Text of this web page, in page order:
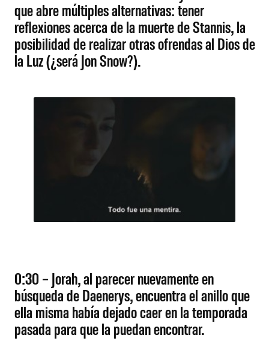
que abre múltiples alternativas: tener
reflexiones acerca de la muerte de Stannis, la
posibilidad de realizar otras ofrendas al Dios de
la Luz (¿será Jon Snow?).
0:30 – Jorah, al parecer nuevamente en
búsqueda de Daenerys, encuentra el anillo que
ella misma había dejado caer en la temporada
pasada para que la puedan encontrar.